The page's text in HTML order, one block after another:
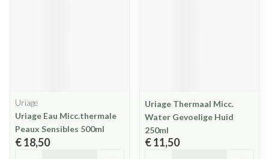
Uriage
Uriage Eau Micc.thermale
Peaux Sensibles 500ml
€ 18,50
Uriage Thermaal Micc.
Water Gevoelige Huid
250ml
€ 11,50